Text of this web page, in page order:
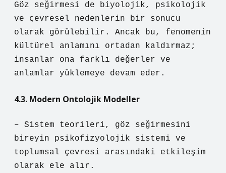
Göz seğirmesi de biyolojik, psikolojik
ve çevresel nedenlerin bir sonucu
olarak görülebilir. Ancak bu, fenomenin
kültürel anlamını ortadan kaldırmaz;
insanlar ona farklı değerler ve
anlamlar yüklemeye devam eder.
4.3. Modern Ontolojik Modeller
– Sistem teorileri, göz seğirmesini
bireyin psikofizyolojik sistemi ve
toplumsal çevresi arasındaki etkileşim
olarak ele alır.